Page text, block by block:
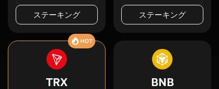
ステーキング ステーキング
HOT
TRX BNB